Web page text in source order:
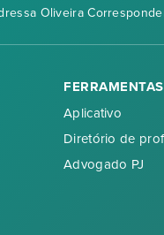
Oliveira
FERRAMENTAS
Aplicativo
Diretório de
Advogado PJ